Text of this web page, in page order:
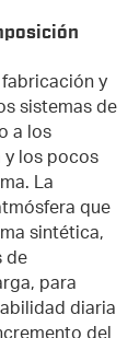
y
sistemas de
a los
los pocos
La
que
sintética,
de
para
diaria